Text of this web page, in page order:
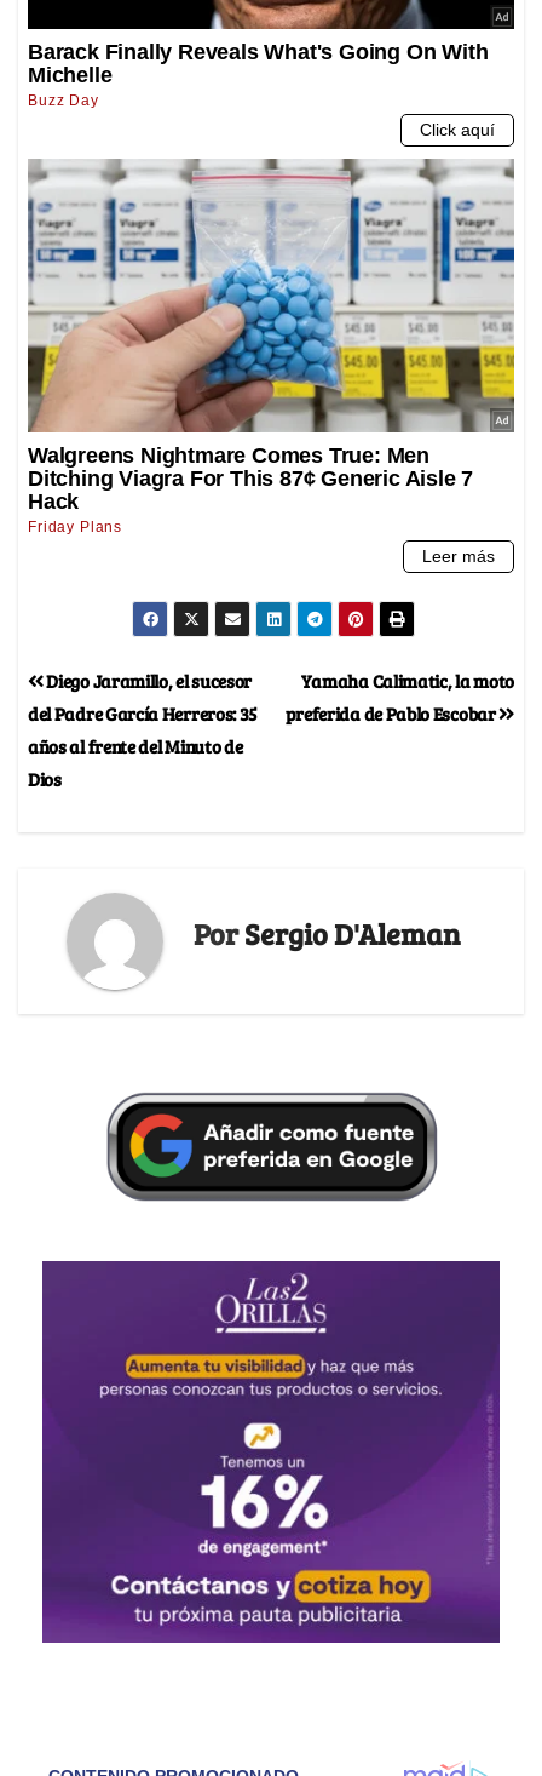
Yamaha Calimatic, la moto
preferida de Pablo Escobar
Diego Jaramillo, el sucesor
del Padre García Herreros: 35
años al frente del Minuto de
Dios
PorSergio D'Aleman